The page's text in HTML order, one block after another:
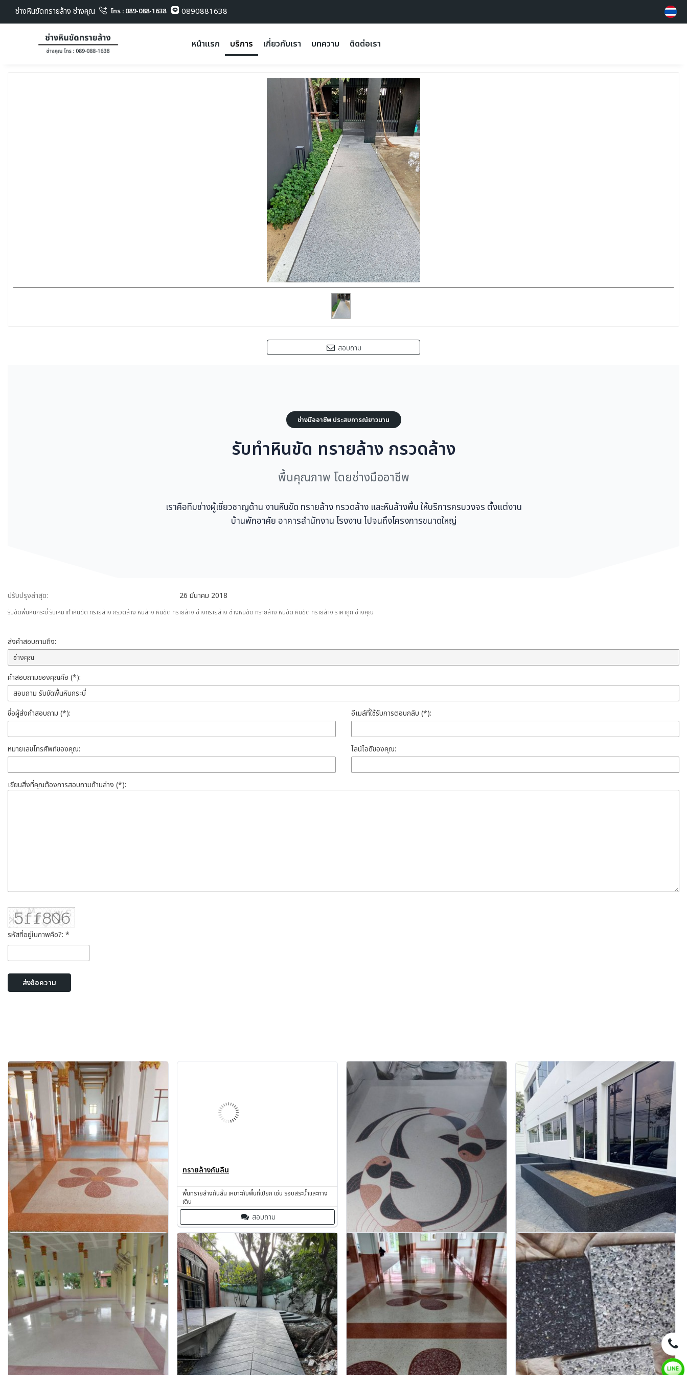
ช่างหินขัดทรายล้าง ช่างคุณ โทร : 089-088-1638 0890881638
หน้าแรก บริการ เกี่ยวกับเรา บทความ ติดต่อเรา
สอบถาม
ช่างมืออาชีพ ประสบการณ์ยาวนาน
รับทำหินขัด ทรายล้าง กรวดล้าง
พื้นคุณภาพ โดยช่างมืออาชีพ
เราคือทีมช่างผู้เชี่ยวชาญด้าน งานหินขัด ทรายล้าง กรวดล้าง และหินล้างพื้น ให้บริการครบวงจร ตั้งแต่งาน
บ้านพักอาศัย อาคารสำนักงาน โรงงาน ไปจนถึงโครงการขนาดใหญ่
ปรับปรุงล่าสุด: 26 มีนาคม 2018
รับขัดพื้นหินกระบี่ รับเหมาทำหินขัด ทรายล้าง กรวดล้าง หินล้าง หินขัด ทรายล้าง ช่างทรายล้าง ช่างหินขัด ทรายล้าง หินขัด หินขัด ทรายล้าง ราคาถูก ช่างคุณ
ส่งคำสอบถามถึง:
คำสอบถามของคุณคือ (*):
ชื่อผู้ส่งคำสอบถาม (*): อีเมล์ที่ใช้รับการตอบกลับ (*):
หมายเลขโทรศัพท์ของคุณ: ไลน์ไอดีของคุณ:
เขียนสิ่งที่คุณต้องการสอบถามด้านล่าง (*):
รหัสที่อยู่ในภาพคือ?: *
ส่งข้อความ
รับขัดพื้นหินอุบลราชธานี
บริการรับทำทรายล้าง ล้างหินขัด หินล้าง ทรายล้าง ทำทรายล้าง
ช่างทรายล้าง ช่างหินขัด รับทำหินขัด รับทำหินอ่อน รับเหมาทำ
ทรายล้าง โดยช่างผู้มีประสบการณ์มากกว่า 30 ปี อุบลราชธานี
ทรายล้างกันลื่น
พื้นทรายล้างกันลื่น เหมาะกับพื้นที่เปียก เช่น รอบสระน้ำและทาง
เดิน
สอบถาม
หินขัดทรายล้าง
รับเหมาทำทรายล้างทั่วไทย ในราคาที่ตกลงกันได้
ทรายล้างกับกรวดล้างต่างกันอย่างไร
เปรียบเทียบความแตกต่างระหว่างทรายล้างและกรวดล้างแบบ
เข้าใจง่าย
สอบถาม